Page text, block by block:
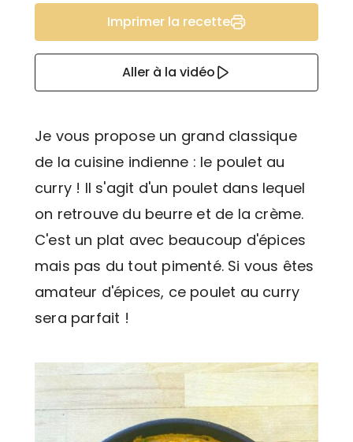
Imprimer la recette
Aller à la vidéo
Je vous propose un grand classique
de la cuisine indienne : le poulet au
curry ! Il s'agit d'un poulet dans lequel
on retrouve du beurre et de la crème.
C'est un plat avec beaucoup d'épices
mais pas du tout pimenté. Si vous êtes
amateur d'épices, ce poulet au curry
sera parfait !